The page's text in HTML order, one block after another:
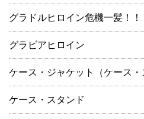
グラドルヒロイン危機一髪！！
グラビアヒロイン
ケース・ジャケット（ケース・
ケース・スタンド